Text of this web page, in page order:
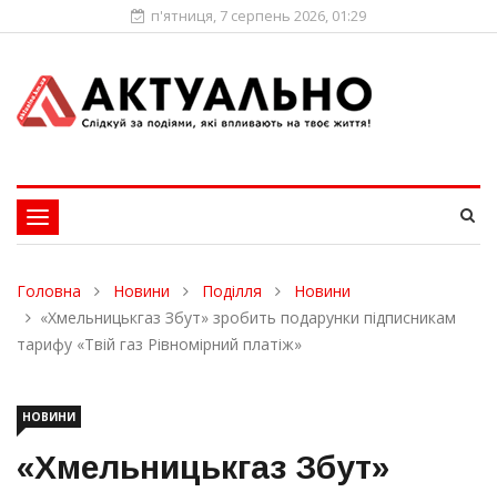
п'ятниця, 7 серпень 2026, 01:29
Toggle
navigation
Головна Новини Поділля
Новини
«Хмельницькгаз Збут» зробить подарунки підписникам
тарифу «Твій газ Рівномірний платіж»
НОВИНИ
«Хмельницькгаз Збут»